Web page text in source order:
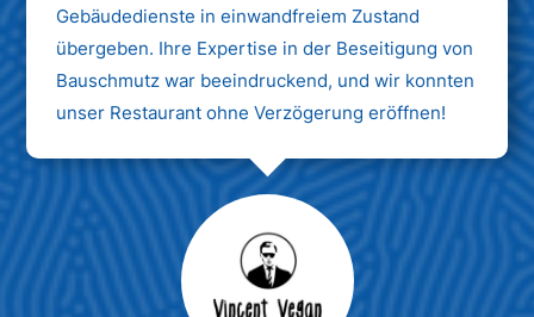
Gebäudedienste in einwandfreiem Zustand
übergeben. Ihre Expertise in der Beseitigung von
Bauschmutz war beeindruckend, und wir konnten
unser Restaurant ohne Verzögerung eröffnen!